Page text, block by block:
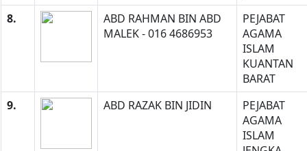
8.
ABD RAHMAN BIN ABD
MALEK - 016 4686953
PEJABAT
AGAMA
ISLAM
KUANTAN
BARAT
9.
ABD RAZAK BIN JIDIN
PEJABAT
AGAMA
ISLAM